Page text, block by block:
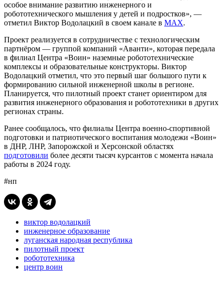
особое внимание развитию инженерного и
робототехнического мышления у детей и подростков», —
отметил Виктор Водолацкий в своем канале в МАХ.
Проект реализуется в сотрудничестве с технологическим
партнёром — группой компаний «Аванти», которая передала
в филиал Центра «Воин» наземные робототехнические
комплексы и образовательные конструкторы. Виктор
Водолацкий отметил, что это первый шаг большого пути к
формированию сильной инженерной школы в регионе.
Планируется, что пилотный проект станет ориентиром для
развития инженерного образования и робототехники в других
регионах страны.
Ранее сообщалось, что филиалы Центра военно-спортивной
подготовки и патриотического воспитания молодежи «Воин»
в ДНР, ЛНР, Запорожской и Херсонской областях
подготовили более десяти тысяч курсантов с момента начала
работы в 2024 году.
#нп
виктор водолацкий
инженерное образование
луганская народная республика
пилотный проект
робототехника
центр воин